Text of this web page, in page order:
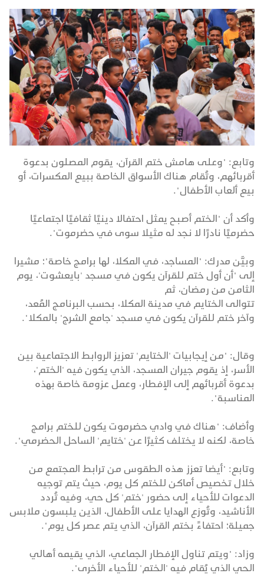
وتابع: "وعلى هامش ختم القرآن، يقوم المصلون بدعوة
أقربائهم، وتُقام هناك الأسواق الخاصة ببيع المكسرات، أو
بيع ألعاب الأطفال".
وأكد أن "الختم أصبح يمثل احتفالا دينيًا ثقافيًا اجتماعيًا
حضرميًا نادرًا لا نجد له مثيلا سوى في حضرموت".
وبيَّن مدرك: "المساجد، في المكلا، لها برامج خاصة"؛ مشيرا
إلى "أن أول ختم للقرآن يكون في مسجد 'بايعشوت'، يوم
الثامن من رمضان، ثم
تتوالى الختايم في مدينة المكلا، بحسب البرنامج المُعد،
وآخر ختم للقرآن يكون في مسجد 'جامع الشرج' بالمكلا".
وقال: "من إيجابيات 'الختايم' تعزيز الروابط الاجتماعية بين
الأسر، إذ يقوم جيران المسجد، الذي يكون فيه 'الختم'،
بدعوة أقربائهم إلى الإفطار، وعمل عزومة خاصة بهذه
المناسبة".
وأضاف: "هناك في وادي حضرموت يكون للختم برامج
خاصة، لكنه لا يختلف كثيرًا عن 'ختايم' الساحل الحضرمي".
وتابع: "أيضا تعزز هذه الطقوس من ترابط المجتمع من
خلال تخصيص أماكن للختم كل يوم، حيث يتم توجيه
الدعوات للأحياء إلى حضور 'ختم' كل حي، وفيه تُردد
الأناشيد، وتُوزع الهدايا على الأطفال، الذين يلبسون ملابس
جميلة؛ احتفاءً بختم القرآن، الذي يتم عصر كل يوم".
وزاد: "ويتم تناول الإفطار الجماعي، الذي يقيمه أهالي
الحي الذي يُقام فيه 'الختم' للأحياء الأخرى".